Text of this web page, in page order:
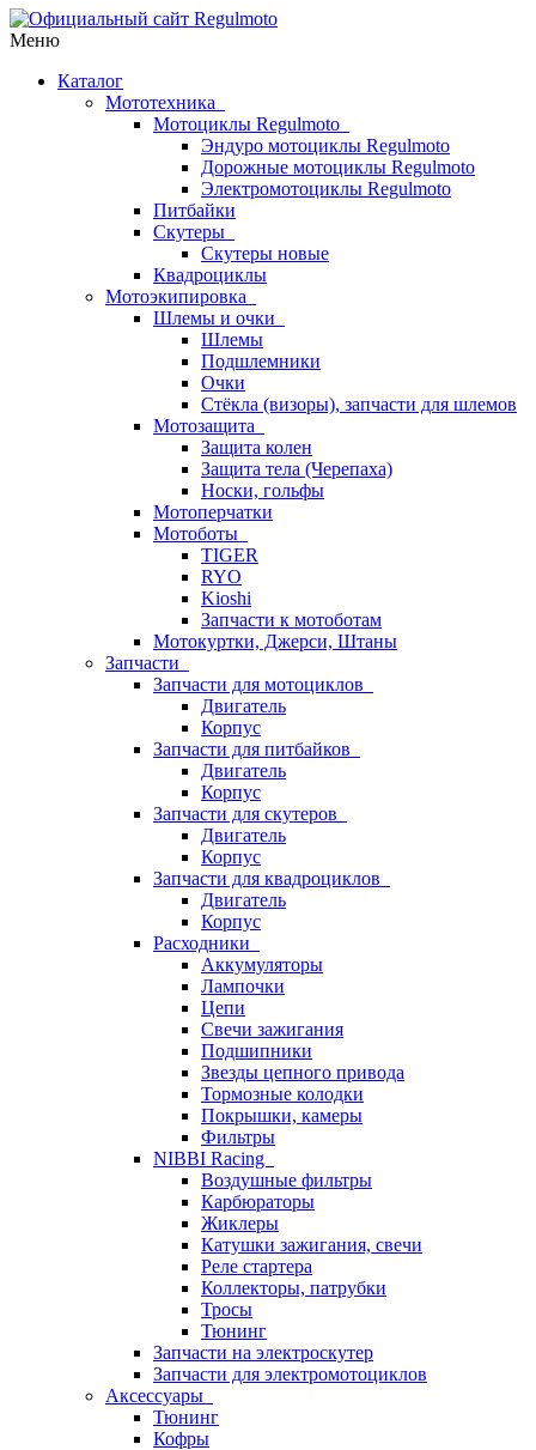
Меню
Каталог
Мототехника
Мотоциклы Regulmoto
Эндуро мотоциклы Regulmoto
Дорожные мотоциклы Regulmoto
Электромотоциклы Regulmoto
Питбайки
Скутеры
Скутеры новые
Квадроциклы
Мотоэкипировка
Шлемы и очки
Шлемы
Подшлемники
Очки
Стёкла (визоры), запчасти для шлемов
Мотозащита
Защита колен
Защита тела (Черепаха)
Носки, гольфы
Мотоперчатки
Мотоботы
TIGER
RYO
Kioshi
Запчасти к мотоботам
Мотокуртки, Джерси, Штаны
Запчасти
Запчасти для мотоциклов
Двигатель
Корпус
Запчасти для питбайков
Двигатель
Корпус
Запчасти для скутеров
Двигатель
Корпус
Запчасти для квадроциклов
Двигатель
Корпус
Расходники
Аккумуляторы
Лампочки
Цепи
Свечи зажигания
Подшипники
Звезды цепного привода
Тормозные колодки
Покрышки, камеры
Фильтры
NIBBI Racing
Воздушные фильтры
Карбюраторы
Жиклеры
Катушки зажигания, свечи
Реле стартера
Коллекторы, патрубки
Тросы
Тюнинг
Запчасти на электроскутер
Запчасти для электромотоциклов
Аксессуары
Тюнинг
Кофры